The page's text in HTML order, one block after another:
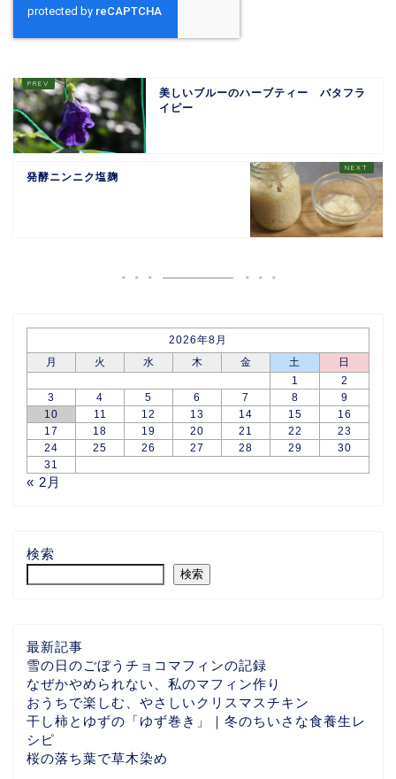
美しいブルーのハーブティー バタフラ
イピー
発酵ニンニク塩麹
2026年8月
月
火 水 木 金 土
日
1
2
3
4 5 6 7 8
9
10
11 12 13 14 15
16
17
18 19 20 21 22
23
24
25 26 27 28 29
30
31
« 2月
検索
検索
最新記事
雪の日のごぼうチョコマフィンの記録
なぜかやめられない、私のマフィン作り
おうちで楽しむ、やさしいクリスマスチキン
干し柿とゆずの「ゆず巻き」｜冬のちいさな食養生レ
シピ
桜の落ち葉で草木染め